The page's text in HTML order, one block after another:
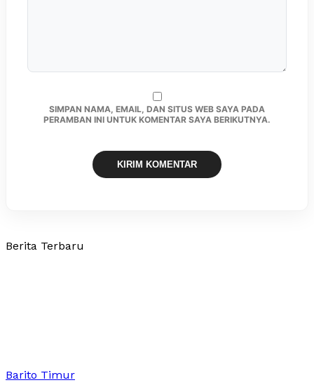
SIMPAN NAMA, EMAIL, DAN SITUS WEB SAYA PADA
PERAMBAN INI UNTUK KOMENTAR SAYA BERIKUTNYA.
Berita Terbaru
Barito Timur